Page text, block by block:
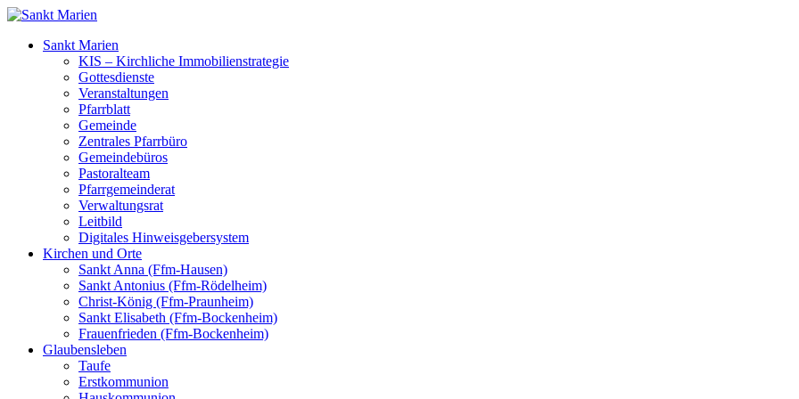
Sankt Marien
KIS – Kirchliche Immobilienstrategie
Gottesdienste
Veranstaltungen
Pfarrblatt
Gemeinde
Zentrales Pfarrbüro
Gemeindebüros
Pastoralteam
Pfarrgemeinderat
Verwaltungsrat
Leitbild
Digitales Hinweisgebersystem
Kirchen und Orte
Sankt Anna (Ffm-Hausen)
Sankt Antonius (Ffm-Rödelheim)
Christ-König (Ffm-Praunheim)
Sankt Elisabeth (Ffm-Bockenheim)
Frauenfrieden (Ffm-Bockenheim)
Glaubensleben
Taufe
Erstkommunion